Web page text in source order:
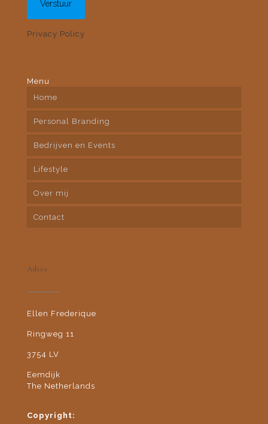
Privacy Policy
Menu
Home
Personal Branding
Bedrijven en Events
Lifestyle
Over mij
Contact
Adres
Ellen Frederique
Ringweg 11
3754 LV
Eemdijk
The Netherlands
Copyright: